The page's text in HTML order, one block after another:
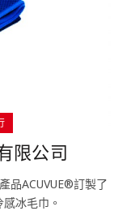
限公司
品ACUVUE®訂製了
冰毛巾。